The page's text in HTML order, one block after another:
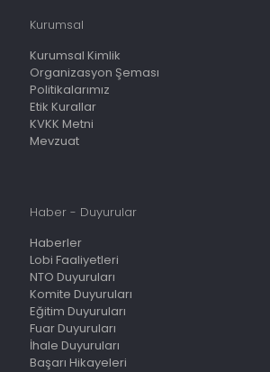
Kurumsal
Kurumsal Kimlik
Organizasyon Şeması
Politikalarımız
Etik Kurallar
KVKK Metni
Mevzuat
Haber - Duyurular
Haberler
Lobi Faaliyetleri
NTO Duyuruları
Komite Duyuruları
Eğitim Duyuruları
Fuar Duyuruları
İhale Duyuruları
Başarı Hikayeleri